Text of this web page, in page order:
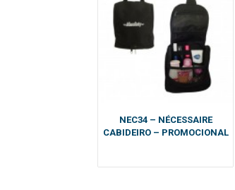
NEC34 – NÉCESSAIRE
CABIDEIRO – PROMOCIONAL